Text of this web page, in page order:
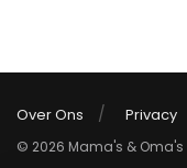
Over Ons Privacy
© 2026 Mama's &